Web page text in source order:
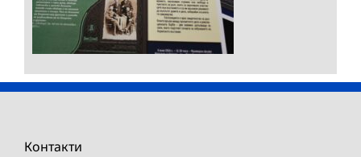
Контакти